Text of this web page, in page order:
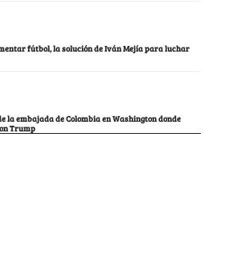
fútbol, la solución de Iván Mejía para luchar
la embajada de Colombia en Washington donde
Trump